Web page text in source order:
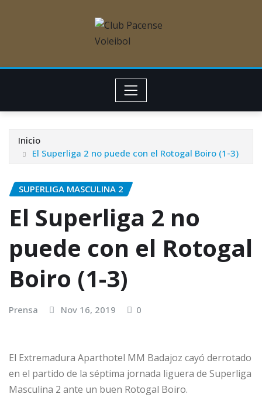
Inicio
El Superliga 2 no puede con el Rotogal Boiro (1-3)
SUPERLIGA MASCULINA 2
El Superliga 2 no
puede con el Rotogal
Boiro (1-3)
Prensa Nov 16, 2019 0
El Extremadura Aparthotel MM Badajoz cayó derrotado
en el partido de la séptima jornada liguera de Superliga
Masculina 2 ante un buen Rotogal Boiro.